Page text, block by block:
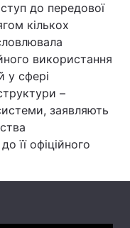
до передової
кількох
використання
у сфері
–
заявляють
її офіційного